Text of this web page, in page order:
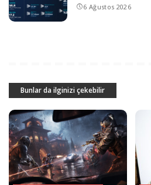
6 Ağustos 2026
Bunlar da ilginizi çekebilir